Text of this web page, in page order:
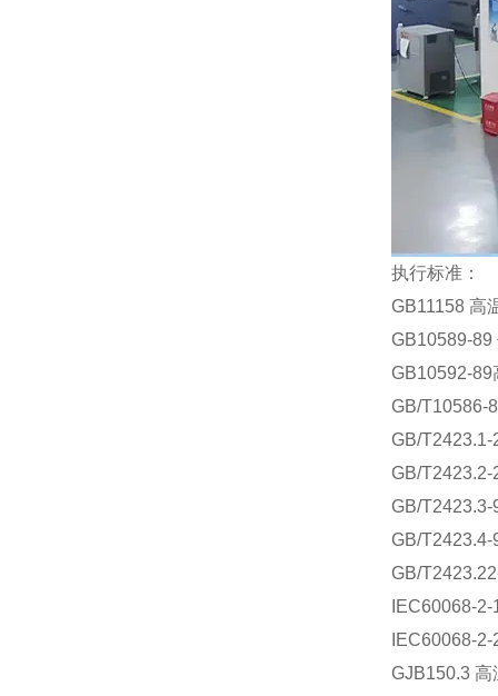
执行标准：
GB11158 高
GB10589-89
GB10592-89
GB/T10586-
GB/T2423.1-
GB/T2423.2-
GB/T2423.3-
GB/T2423.4-
GB/
IEC60068-
IEC60068-
GJB150.3 高